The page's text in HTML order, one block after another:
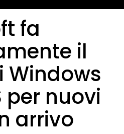
fa
il
Windows
per nuovi
arrivo